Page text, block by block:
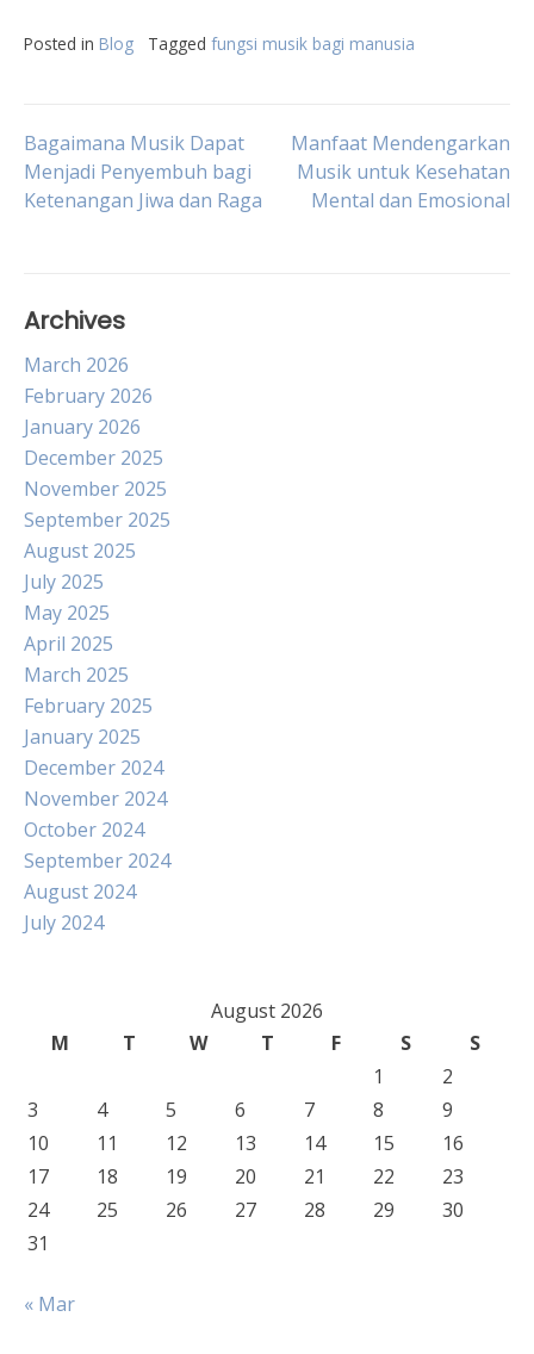
Posted in Blog Tagged fungsi musik bagi manusia
Post
navigation
Bagaimana Musik Dapat
Menjadi Penyembuh bagi
Ketenangan Jiwa dan Raga
Manfaat Mendengarkan
Musik untuk Kesehatan
Mental dan Emosional
Archives
March 2026
February 2026
January 2026
December 2025
November 2025
September 2025
August 2025
July 2025
May 2025
April 2025
March 2025
February 2025
January 2025
December 2024
November 2024
October 2024
September 2024
August 2024
July 2024
August 2026
M
T W T F S
S
1
2
3
4 5 6 7 8
9
10
11 12 13 14 15
16
17
18 19 20 21 22
23
24
25 26 27 28 29
30
31
« Mar